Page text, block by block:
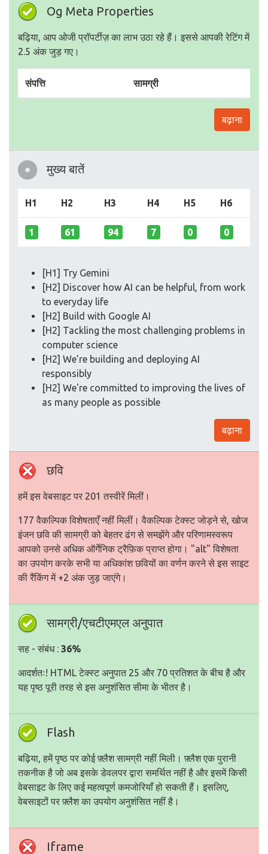
Og Meta Properties
बढ़िया, आप ओजी प्रॉपर्टीज़ का लाभ उठा रहे हैं। इससे आपकी रेटिंग में
2.5 अंक जुड़ गए।
संपत्ति सामग्री
बढ़ाना
मुख्य बातें
H1 H2 H3 H4 H5 H6
1 61 94 7 0 0
[H1] Try Gemini
[H2] Discover how AI can be helpful, from work
to everyday life
[H2] Build with Google AI
[H2] Tackling the most challenging problems in
computer science
[H2] We’re building and deploying AI
responsibly
[H2] We're committed to improving the lives of
as many people as possible
बढ़ाना
छवि
हमें इस वेबसाइट पर 201 तस्वीरें मिलीं।
177 वैकल्पिक विशेषताएँ नहीं मिलीं। वैकल्पिक टेक्स्ट जोड़ने से, खोज
इंजन छवि की सामग्री को बेहतर ढंग से समझेंगे और परिणामस्वरूप
आपको उनसे अधिक ऑर्गेनिक ट्रैफ़िक प्राप्त होगा। "alt" विशेषता
का उपयोग करके सभी या अधिकांश छवियों का वर्णन करने से इस साइट
की रैंकिंग में +2 अंक जुड़ जाएंगे।
सामग्री/एचटीएमएल अनुपात
सह - संबंध : 36%
आदर्शतः! HTML टेक्स्ट अनुपात 25 और 70 प्रतिशत के बीच है और
यह पृष्ठ पूरी तरह से इस अनुशंसित सीमा के भीतर है।
Flash
बढ़िया, हमें पृष्ठ पर कोई फ़्लैश सामग्री नहीं मिली। फ़्लैश एक पुरानी
तकनीक है जो अब इसके डेवलपर द्वारा समर्थित नहीं है और इसमें किसी
वेबसाइट के लिए कई महत्वपूर्ण कमजोरियाँ हो सकती हैं। इसलिए,
वेबसाइटों पर फ़्लैश का उपयोग अनुशंसित नहीं है।
Iframe